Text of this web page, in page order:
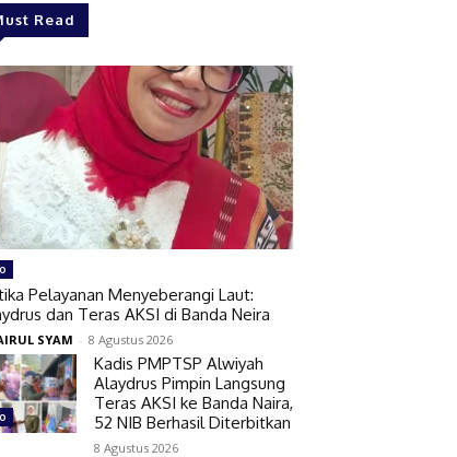
Read
Pelayanan Menyeberangi Laut:
dan Teras AKSI di Banda Neira
SYAM - 8 Agustus 2026
Kadis PMPTSP Alwiyah
Alaydrus Pimpin Langsung
Teras AKSI ke Banda Naira,
52 NIB Berhasil Diterbitkan
8 Agustus 2026